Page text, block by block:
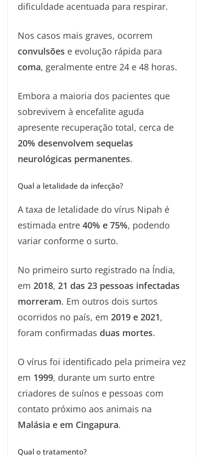
dificuldade acentuada para respirar.
Nos casos mais graves, ocorrem
convulsões e evolução rápida para
coma, geralmente entre 24 e 48 horas.
Embora a maioria dos pacientes que
sobrevivem à encefalite aguda
apresente recuperação total, cerca de
20% desenvolvem sequelas
neurológicas permanentes.
Qual a letalidade da infecção?
A taxa de letalidade do vírus Nipah é
estimada entre 40% e 75%, podendo
variar conforme o surto.
No primeiro surto registrado na Índia,
em 2018, 21 das 23 pessoas infectadas
morreram. Em outros dois surtos
ocorridos no país, em 2019 e 2021,
foram confirmadas duas mortes.
O vírus foi identificado pela primeira vez
em 1999, durante um surto entre
criadores de suínos e pessoas com
contato próximo aos animais na
Malásia e em Cingapura.
Qual o tratamento?